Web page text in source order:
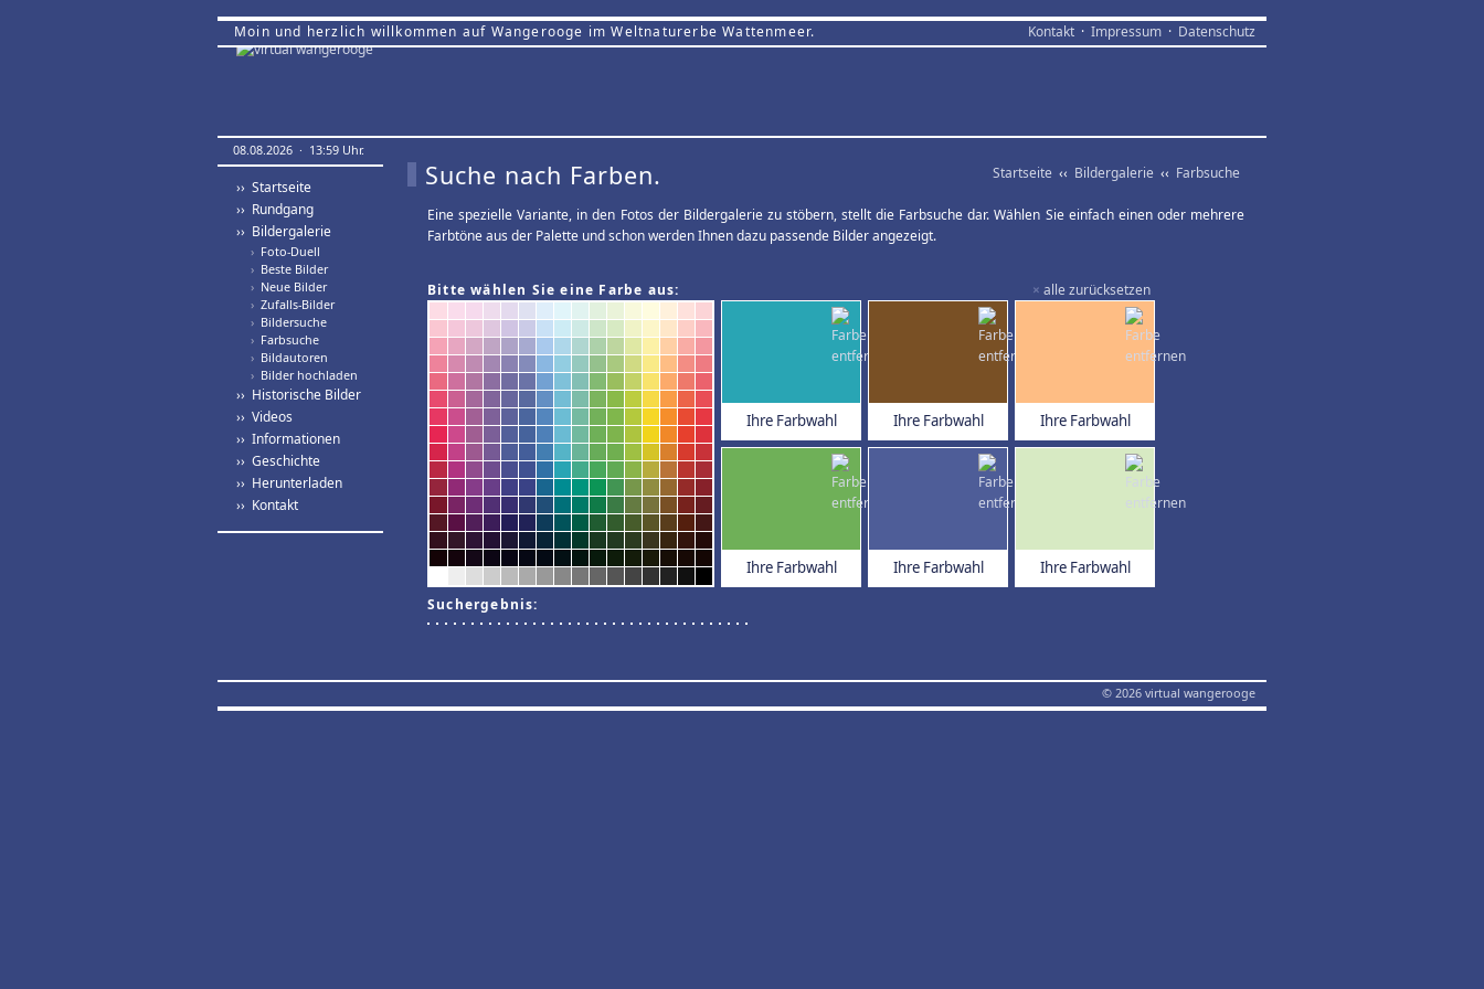
Moin und herzlich willkommen auf Wangerooge im Weltnaturerbe Wattenmeer. Kontakt · Impressum · Datenschutz
08.08.2026 · 13:59 Uhr.
›› Startseite
›› Rundgang
›› Bildergalerie
› Foto-Duell
› Beste Bilder
› Neue Bilder
› Zufalls-Bilder
› Bildersuche
› Farbsuche
› Bildautoren
› Bilder hochladen
›› Historische Bilder
›› Videos
›› Informationen
›› Geschichte
›› Herunterladen
›› Kontakt
Startseite ‹‹ Bildergalerie ‹‹ Farbsuche
Suche nach Farben.
Eine spezielle Variante, in den Fotos der Bildergalerie zu stöbern, stellt die Farbsuche dar. Wählen Sie einfach einen oder mehrere
Farbtöne aus der Palette und schon werden Ihnen dazu passende Bilder angezeigt.
× alle zurücksetzen
Bitte wählen Sie eine Farbe aus:
Ihre Farbwahl Ihre Farbwahl Ihre Farbwahl
Ihre Farbwahl Ihre Farbwahl Ihre Farbwahl
Suchergebnis:
© 2026 virtual wangerooge